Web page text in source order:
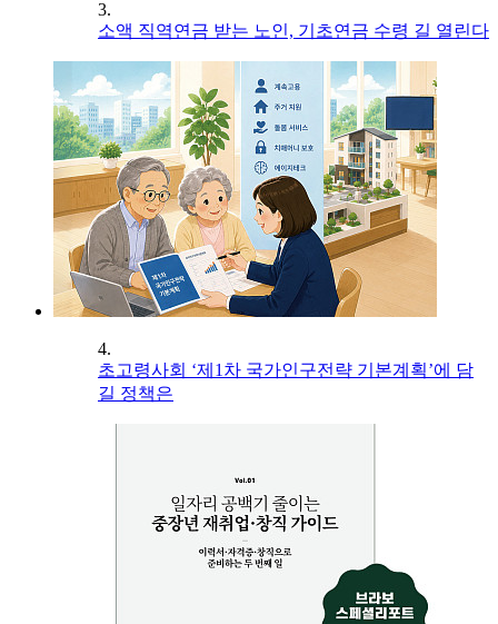
3.
소액 직역연금 받는 노인, 기초연금 수령 길 열린다
4.
초고령사회 ‘제1차 국가인구전략 기본계획’에 담
길 정책은